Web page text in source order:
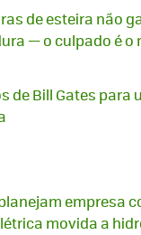
de esteira não
— o culpado é o
de Bill Gates para
empresa
movida a